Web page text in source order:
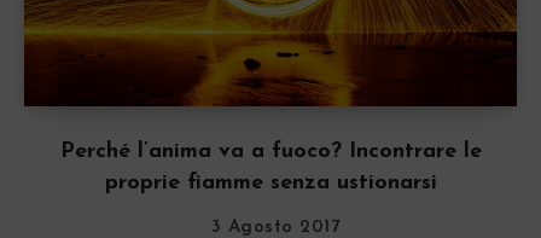
Perché l’anima va a fuoco? Incontrare le
proprie fiamme senza ustionarsi
3 Agosto 2017